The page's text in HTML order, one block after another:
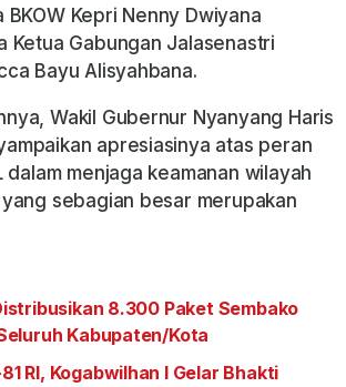
BKOW Kepri Nenny Dwiyana
Ketua Gabungan Jalasenastri
Bayu Alisyahbana.
Wakil Gubernur Nyanyang Haris
apresiasinya atas peran
dalam menjaga keamanan wilayah
yang sebagian besar merupakan
8.300 Paket Sembako
Kabupaten/Kota
RI, Kogabwilhan I Gelar Bhakti